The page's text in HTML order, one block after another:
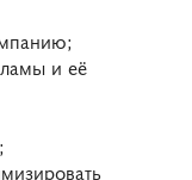
и её